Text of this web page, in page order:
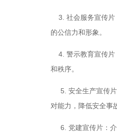
3. 社会服务宣传片
的公信力和形象。
4. 警示教育宣传片
和秩序。
5. 安全生产宣传片
对能力，降低安全事
6. 党建宣传片：介